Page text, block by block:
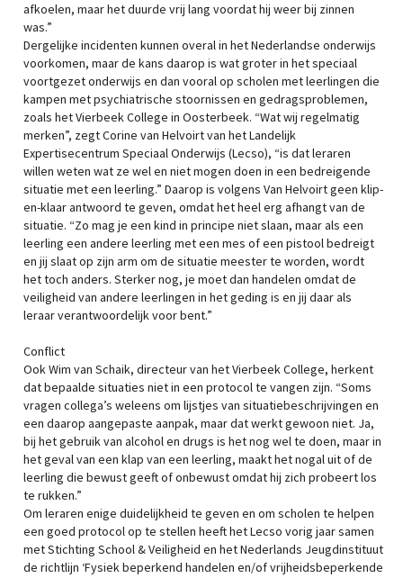
afkoelen, maar het duurde vrij lang voordat hij weer bij zinnen
was.”
Dergelijke incidenten kunnen overal in het Nederlandse onderwijs
voorkomen, maar de kans daarop is wat groter in het speciaal
voortgezet onderwijs en dan vooral op scholen met leerlingen die
kampen met psychiatrische stoornissen en gedragsproblemen,
zoals het Vierbeek College in Oosterbeek. “Wat wij regelmatig
merken”, zegt Corine van Helvoirt van het Landelijk
Expertisecentrum Speciaal Onderwijs (Lecso), “is dat leraren
willen weten wat ze wel en niet mogen doen in een bedreigende
situatie met een leerling.” Daarop is volgens Van Helvoirt geen klip-
en-klaar antwoord te geven, omdat het heel erg afhangt van de
situatie. “Zo mag je een kind in principe niet slaan, maar als een
leerling een andere leerling met een mes of een pistool bedreigt
en jij slaat op zijn arm om de situatie meester te worden, wordt
het toch anders. Sterker nog, je moet dan handelen omdat de
veiligheid van andere leerlingen in het geding is en jij daar als
leraar verantwoordelijk voor bent.”
Conflict
Ook Wim van Schaik, directeur van het Vierbeek College, herkent
dat bepaalde situaties niet in een protocol te vangen zijn. “Soms
vragen collega’s weleens om lijstjes van situatiebeschrijvingen en
een daarop aangepaste aanpak, maar dat werkt gewoon niet. Ja,
bij het gebruik van alcohol en drugs is het nog wel te doen, maar in
het geval van een klap van een leerling, maakt het nogal uit of de
leerling die bewust geeft of onbewust omdat hij zich probeert los
te rukken.”
Om leraren enige duidelijkheid te geven en om scholen te helpen
een goed protocol op te stellen heeft het Lecso vorig jaar samen
met Stichting School & Veiligheid en het Nederlands Jeugdinstituut
de richtlijn ‘Fysiek beperkend handelen en/of vrijheidsbeperkende